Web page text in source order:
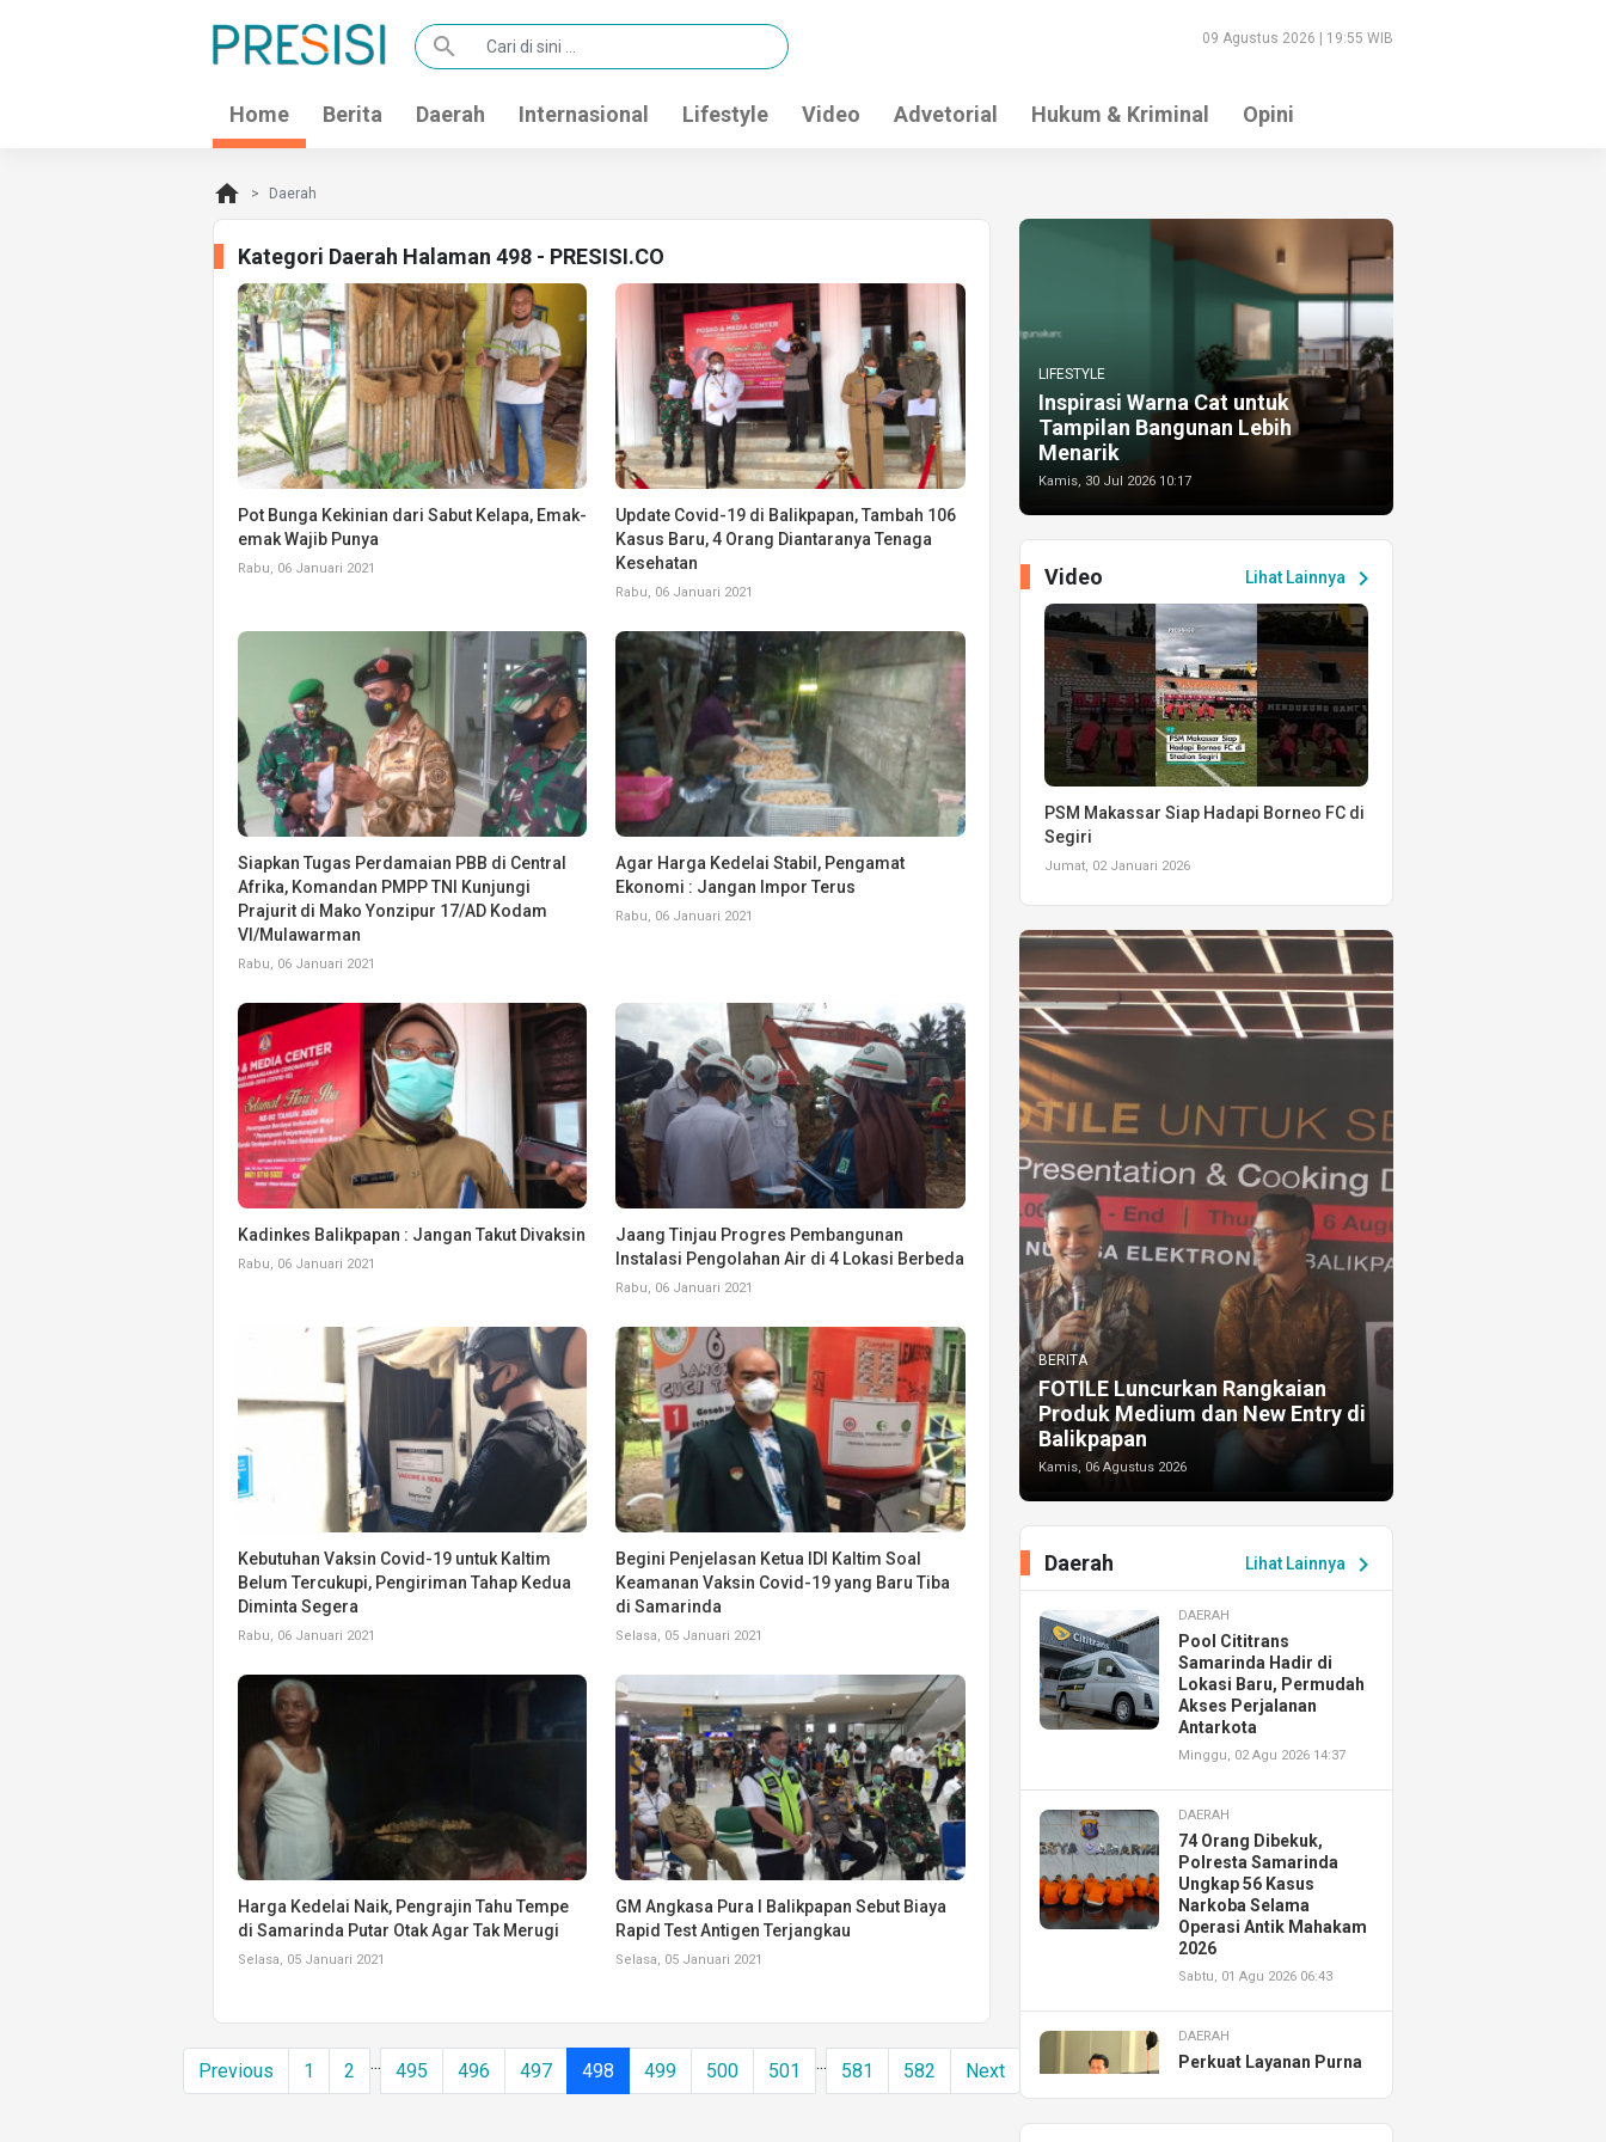
search 09 Agustus 2026 | 19:55 WIB
Home Berita Daerah Internasional Lifestyle Video Advetorial Hukum & Kriminal Opini
home Daerah
Kategori Daerah Halaman 498 - PRESISI.CO
Pot Bunga Kekinian dari Sabut Kelapa, Emak-
emak Wajib Punya
Rabu, 06 Januari 2021
Update Covid-19 di Balikpapan, Tambah 106
Kasus Baru, 4 Orang Diantaranya Tenaga
Kesehatan
Rabu, 06 Januari 2021
Siapkan Tugas Perdamaian PBB di Central
Afrika, Komandan PMPP TNI Kunjungi
Prajurit di Mako Yonzipur 17/AD Kodam
VI/Mulawarman
Rabu, 06 Januari 2021
Agar Harga Kedelai Stabil, Pengamat
Ekonomi : Jangan Impor Terus
Rabu, 06 Januari 2021
Kadinkes Balikpapan : Jangan Takut Divaksin
Rabu, 06 Januari 2021
Jaang Tinjau Progres Pembangunan
Instalasi Pengolahan Air di 4 Lokasi Berbeda
Rabu, 06 Januari 2021
Kebutuhan Vaksin Covid-19 untuk Kaltim
Belum Tercukupi, Pengiriman Tahap Kedua
Diminta Segera
Rabu, 06 Januari 2021
Begini Penjelasan Ketua IDI Kaltim Soal
Keamanan Vaksin Covid-19 yang Baru Tiba
di Samarinda
Selasa, 05 Januari 2021
Harga Kedelai Naik, Pengrajin Tahu Tempe
di Samarinda Putar Otak Agar Tak Merugi
Selasa, 05 Januari 2021
GM Angkasa Pura I Balikpapan Sebut Biaya
Rapid Test Antigen Terjangkau
Selasa, 05 Januari 2021
Previous 1 2 ... 495 496 497 498 499 500 501 ... 581 582 Next
LIFESTYLE
Inspirasi Warna Cat untuk
Tampilan Bangunan Lebih
Menarik
Kamis, 30 Jul 2026 10:17
Lihat Lainnya chevron_right
Video
PSM Makassar Siap Hadapi Borneo FC di
Segiri
Jumat, 02 Januari 2026
BERITA
FOTILE Luncurkan Rangkaian
Produk Medium dan New Entry di
Balikpapan
Kamis, 06 Agustus 2026
Lihat Lainnya chevron_right
Daerah
DAERAH
Pool Cititrans
Samarinda Hadir di
Lokasi Baru, Permudah
Akses Perjalanan
Antarkota
Minggu, 02 Agu 2026 14:37
DAERAH
74 Orang Dibekuk,
Polresta Samarinda
Ungkap 56 Kasus
Narkoba Selama
Operasi Antik Mahakam
2026
Sabtu, 01 Agu 2026 06:43
DAERAH
Perkuat Layanan Purna
Resmikan AHASS